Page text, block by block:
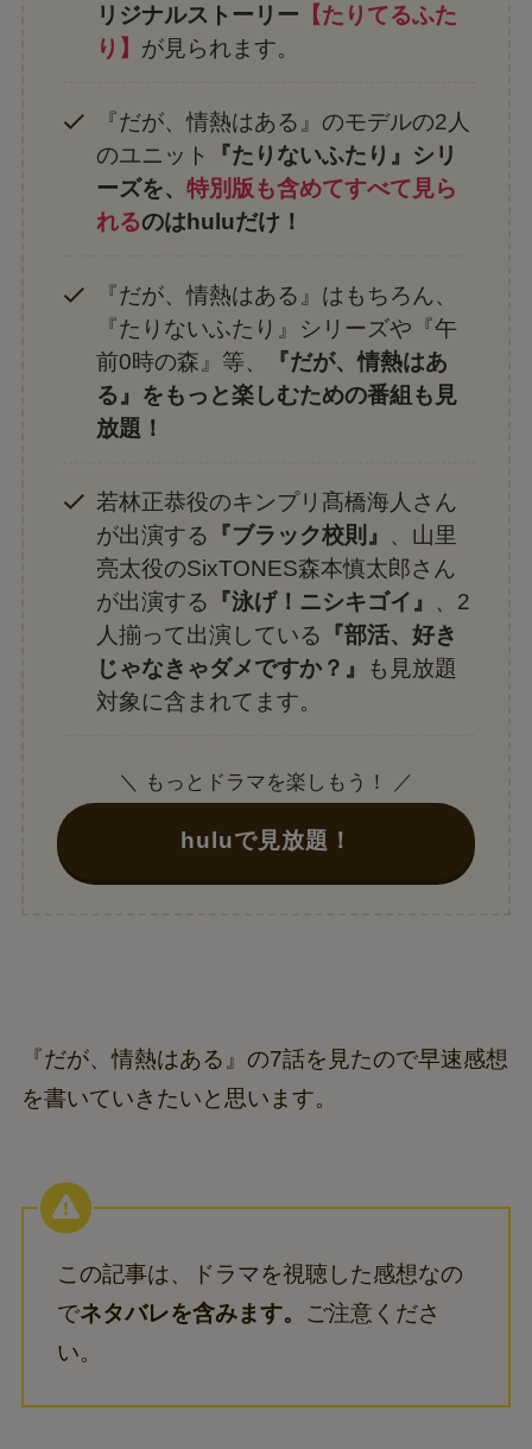
リジナルストーリー 【たりてるふた
り】 が見られます。
『だが、情熱はある』のモデルの2人
のユニット
『たりないふたり』シリ
ーズを、特別版も含めてすべて見ら
れるのはhuluだけ！
『だが、情熱はある』はもちろん、
『たりないふたり』シリーズや『午
前0時の森』等、
『だが、情熱はあ
る』をもっと楽しむための番組も見
放題！
若林正恭役のキンプリ髙橋海人さん
が出演する 『ブラック校則』 、山里
亮太役のSixTONES森本慎太郎さん
が出演する 『泳げ！ニシキゴイ』 、2
人揃って出演している 『部活、好き
じゃなきゃダメですか？』
も見放題
対象に含まれてます。
＼ もっとドラマを楽しもう！ ／
huluで見放題！
『だが、情熱はある』の7話を見たので早速感想
を書いていきたいと思います。
この記事は、ドラマを視聴した感想なの
でネタバレを含みます。 ご注意くださ
い。